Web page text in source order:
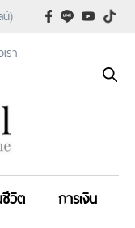
น์)
รา
วิต
การเงิน